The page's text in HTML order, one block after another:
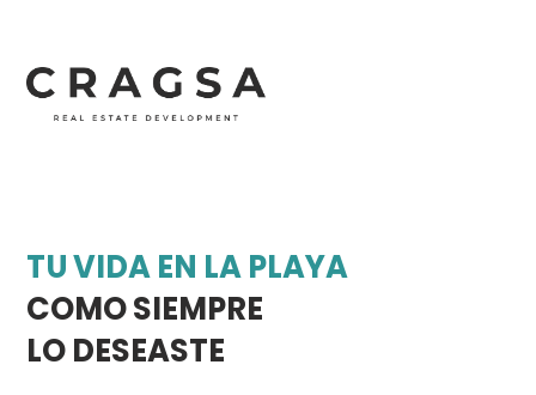
TU VIDA EN LA PLAYA
COMO SIEMPRE
LO DESEASTE